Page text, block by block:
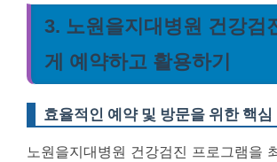
3. 노원을지대병원 건강검
게 예약하고 활용하기
효율적인 예약 및 방문을 위한 핵심
노원을지대병원 건강검진 프로그램을